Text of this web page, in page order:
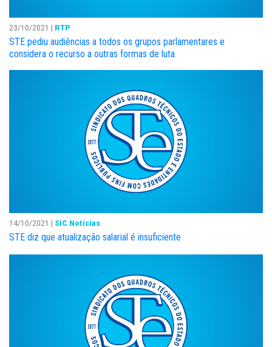
23/10/2021 | RTP
STE pediu audiências a todos os grupos parlamentares e
considera o recurso a outras formas de luta
14/10/2021 | SIC Notícias
STE diz que atualização salarial é insuficiente